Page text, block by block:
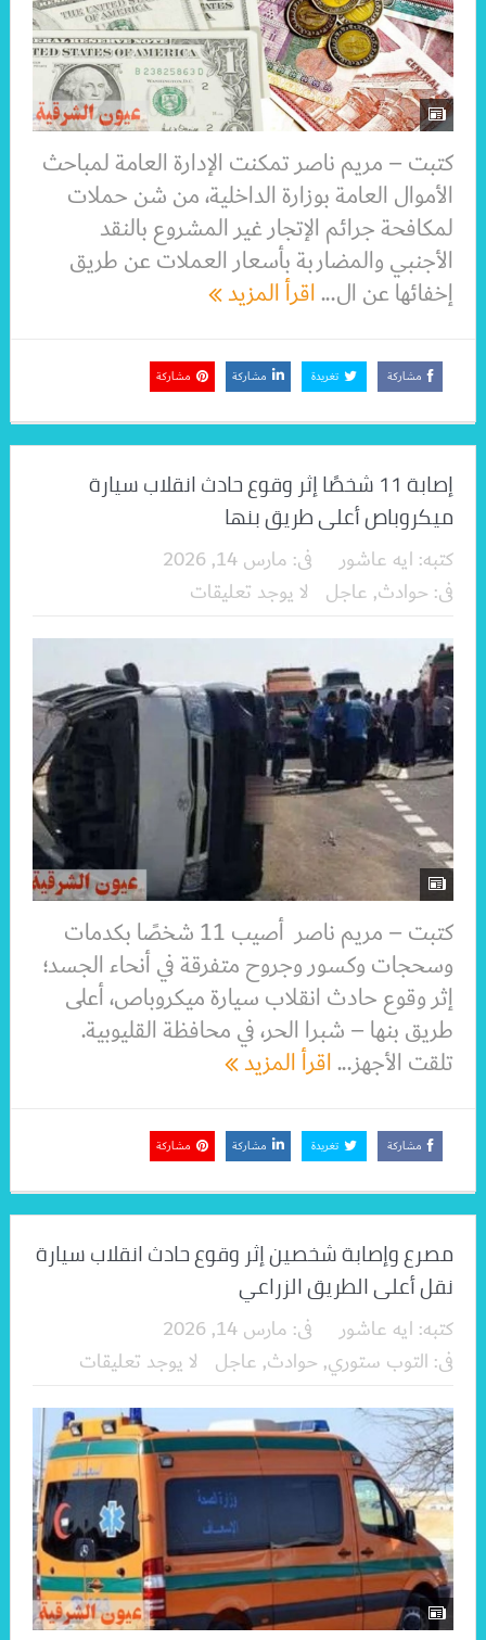
كتبت – مريم ناصر تمكنت الإدارة العامة لمباحث
الأموال العامة بوزارة الداخلية، من شن حملات
لمكافحة جرائم الإتجار غير المشروع بالنقد
الأجنبي والمضاربة بأسعار العملات عن طريق
إخفائها عن ال...اقرأ المزيد
مشاركة تغريدة مشاركة مشاركة
إصابة 11 شخصًا إثر وقوع حادث انقلاب سيارة
ميكروباص أعلى طريق بنها
كتبه: ايه عاشور فى: مارس 14, 2026
فى: حوادث, عاجل لا يوجد تعليقات
كتبت – مريم ناصر أصيب 11 شخصًا بكدمات
وسحجات وكسور وجروح متفرقة في أنحاء الجسد؛
إثر وقوع حادث انقلاب سيارة ميكروباص، أعلى
طريق بنها – شبرا الحر، في محافظة القليوبية.
تلقت الأجهز...اقرأ المزيد
مشاركة تغريدة مشاركة مشاركة
مصرع وإصابة شخصين إثر وقوع حادث انقلاب سيارة
نقل أعلى الطريق الزراعي
كتبه: ايه عاشور فى: مارس 14, 2026
فى: التوب ستوري, حوادث, عاجل لا يوجد تعليقات